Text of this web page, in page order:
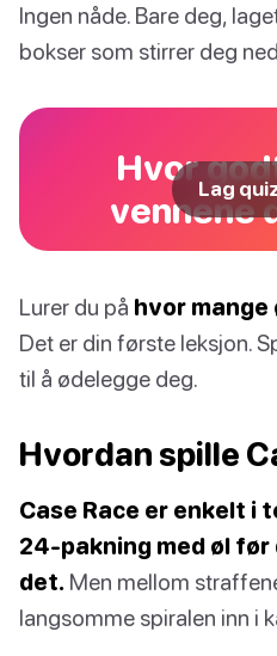
Ingen nåde. Bare deg,
bokser som stirrer deg
Hvor
vennene
Lag
Lurer du på hvor mange
Det er din første leksjon.
til å ødelegge deg.
Hvordan spille
Case Race er enkelt i
24-pakning med øl
det. Men mellom
langsomme spiralen inn i